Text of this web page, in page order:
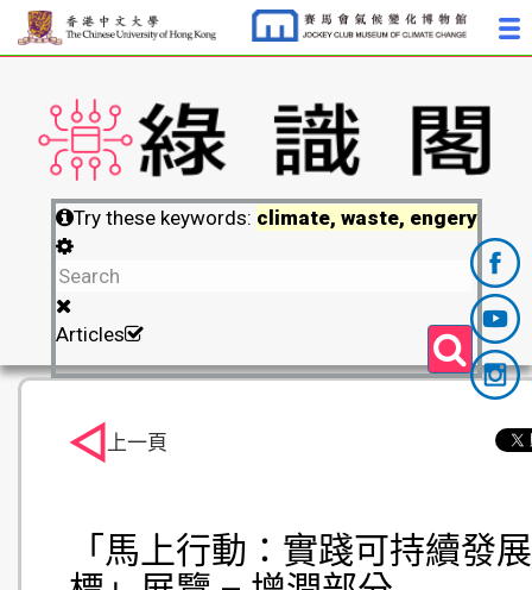
Try these keywords: climate, waste, engery
Articles
「馬上行動：實踐可持續發
上一頁